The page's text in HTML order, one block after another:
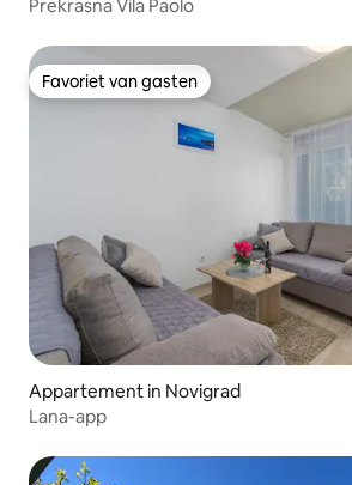
Prekrasna Vila Paolo
Favoriet van gasten
Favoriet van gasten
Appartement in Novigrad
Lana-app